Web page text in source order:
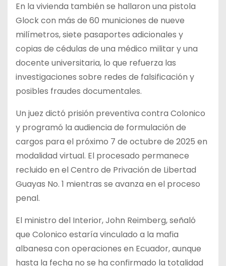
En la vivienda también se hallaron una pistola
Glock con más de 60 municiones de nueve
milímetros, siete pasaportes adicionales y
copias de cédulas de una médico militar y una
docente universitaria, lo que refuerza las
investigaciones sobre redes de falsificación y
posibles fraudes documentales.
Un juez dictó prisión preventiva contra Colonico
y programó la audiencia de formulación de
cargos para el próximo 7 de octubre de 2025 en
modalidad virtual. El procesado permanece
recluido en el Centro de Privación de Libertad
Guayas No. 1 mientras se avanza en el proceso
penal.
El ministro del Interior, John Reimberg, señaló
que Colonico estaría vinculado a la mafia
albanesa con operaciones en Ecuador, aunque
hasta la fecha no se ha confirmado la totalidad